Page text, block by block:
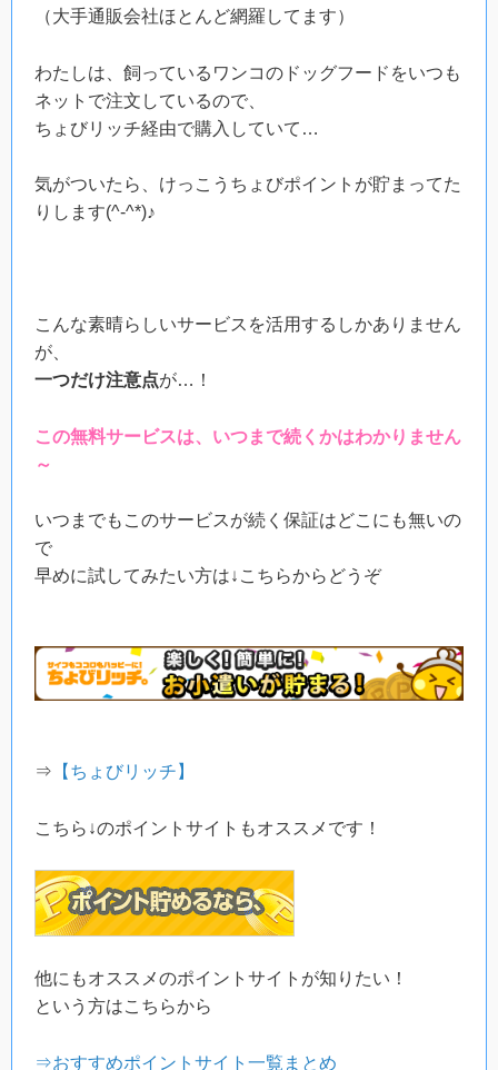
（大手通販会社ほとんど網羅してます）
わたしは、飼っているワンコのドッグフードをいつも
ネットで注文しているので、
ちょびリッチ経由で購入していて…
気がついたら、けっこうちょびポイントが貯まってた
りします(^-^*)♪
こんな素晴らしいサービスを活用するしかありません
が、
一つだけ注意点が…！
この無料サービスは、いつまで続くかはわかりません
～
いつまでもこのサービスが続く保証はどこにも無いの
で
早めに試してみたい方は↓こちらからどうぞ
⇒ 【ちょびリッチ】
こちら↓のポイントサイトもオススメです！
他にもオススメのポイントサイトが知りたい！
という方はこちらから
⇒おすすめポイントサイト一覧まとめ